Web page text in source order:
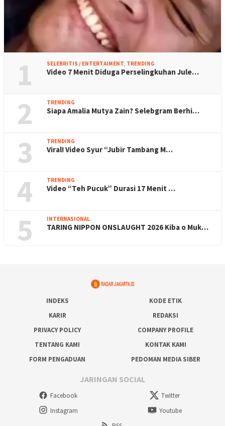
1 SELEBRITIS / ENTERTAIMENT, TRENDING
Video 7 Menit Diduga Perselingkuhan Jule…
2 TRENDING
Siapa Amalia Mutya Zain? Selebgram Berhi…
3 TRENDING
Viral! Video Syur “Jubir Tambang M…
4 TRENDING
Video “Teh Pucuk” Durasi 17 Menit …
5 INTERNASIONAL
TARING NIPPON ONSLAUGHT 2026 Kiba o Muk…
INDEKS
KODE ETIK
KARIR
REDAKSI
PRIVACY POLICY
COMPANY PROFILE
TENTANG KAMI
KONTAK KAMI
FORM PENGADUAN
PEDOMAN MEDIA SIBER
JARINGAN SOCIAL
Facebook
Twitter
Instagram
Youtube